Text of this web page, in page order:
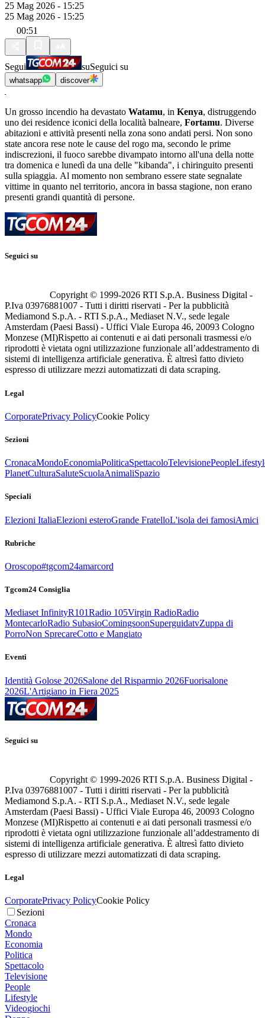
25 Mag 2026 - 15:25
25 Mag 2026 - 15:25
00:51
Segui suSeguici su
whatsapp discover
Un grosso incendio ha devastato Watamu, in Kenya, distruggendo
uno dei residence iconici della località balneare, Fortamu. Diverse
abitazioni e attività presenti nella zona sono andati persi. Non sono
state ancora rese note le cause del rogo ma, secondo le prime
indiscrezioni, il fuoco sarebbe divampato intorno all'una della notte
tra domenica e lunedì da una delle "kibanda", i chiringuito presenti
sulla spiaggia. Al momento non sembrano essere state segnalate
vittime in quanto nel territorio, ancora in bassa stagione, non erano
presenti grandi quantità di persone.
Seguici su
Copyright © 1999-2026 RTI S.p.A. Business Digital -
P.Iva 03976881007 - Tutti i diritti riservati - Per la pubblicità
Mediamond S.p.A. - RTI S.p.A., Mediaset N.V., sede legale
Amsterdam (Paesi Bassi) - Uffici Viale Europa 46, 20093 Cologno
Monzese (MI)Rispetto ai contenuti e ai dati personali trasmessi e/o
riprodotti è vietata ogni utilizzazione funzionale all’addestramento di
sistemi di intelligenza artificiale generativa. È altresì fatto divieto
espresso di utilizzare mezzi automatizzati di data scraping.
Legal
CorporatePrivacy PolicyCookie Policy
Sezioni
CronacaMondoEconomiaPoliticaSpettacoloTelevisionePeople
PlanetCulturaSaluteScuolaAnimaliSpazio
Speciali
Elezioni ItaliaElezioni esteroGrande FratelloL'isola dei famosiAmici
Rubriche
Oroscopo#tgcom24amarcord
Tgcom24 Consiglia
Mediaset InfinityR101Radio 105Virgin RadioRadio
MontecarloRadio SubasioComingsoonSuperguidatvZuppa di
PorroNon SprecareCotto e Mangiato
Eventi
Identità Golose 2026Salone del Risparmio 2026Fuorisalone
2026L'Artigiano in Fiera 2025
Seguici su
Copyright © 1999-2026 RTI S.p.A. Business Digital -
P.Iva 03976881007 - Tutti i diritti riservati - Per la pubblicità
Mediamond S.p.A. - RTI S.p.A., Mediaset N.V., sede legale
Amsterdam (Paesi Bassi) - Uffici Viale Europa 46, 20093 Cologno
Monzese (MI)Rispetto ai contenuti e ai dati personali trasmessi e/o
riprodotti è vietata ogni utilizzazione funzionale all’addestramento di
sistemi di intelligenza artificiale generativa. È altresì fatto divieto
espresso di utilizzare mezzi automatizzati di data scraping.
Legal
CorporatePrivacy PolicyCookie Policy
Sezioni
Cronaca
Mondo
Economia
Politica
Spettacolo
Televisione
People
Lifestyle
Videogiochi